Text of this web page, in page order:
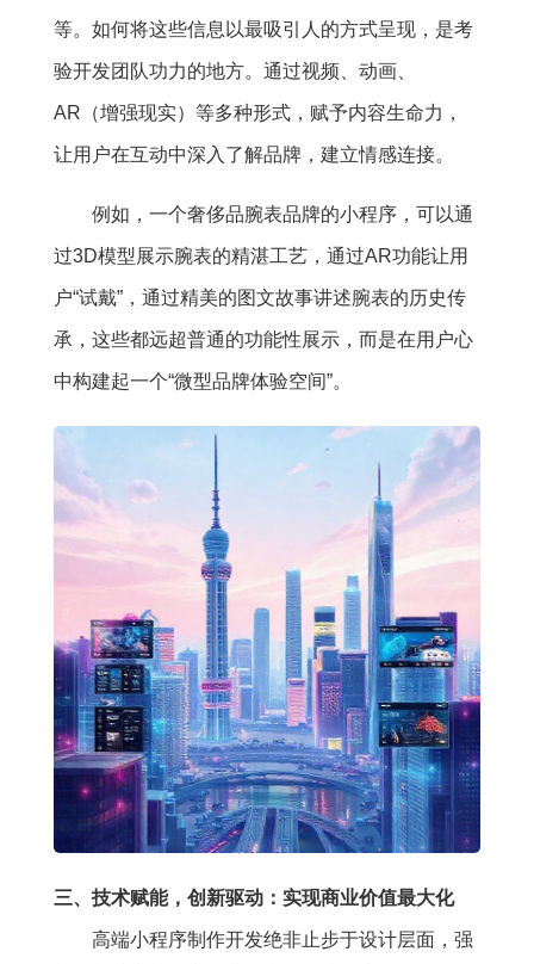
等。如何将这些信息以最吸引人的方式呈现，是考
验开发团队功力的地方。通过视频、动画、
AR（增强现实）等多种形式，赋予内容生命力，
让用户在互动中深入了解品牌，建立情感连接。
例如，一个奢侈品腕表品牌的小程序，可以通
过3D模型展示腕表的精湛工艺，通过AR功能让用
户“试戴”，通过精美的图文故事讲述腕表的历史传
承，这些都远超普通的功能性展示，而是在用户心
中构建起一个“微型品牌体验空间”。
三、技术赋能，创新驱动：实现商业价值最大化
高端小程序制作开发绝非止步于设计层面，强